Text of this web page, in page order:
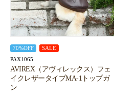
70%OFF SALE
PAX1065
AVIREX（アヴィレックス）フェ
イクレザータイプMA-1トップガ
ン